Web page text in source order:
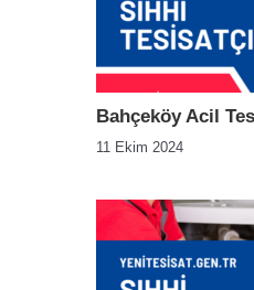
Bahçeköy Acil
11 Ekim 2024